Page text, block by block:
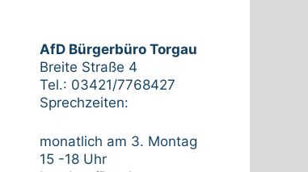
AfD Bürgerbüro Torgau
Breite Straße 4
Tel.: 03421/7768427
Sprechzeiten:
monatlich am 3. Montag
15 -18 Uhr